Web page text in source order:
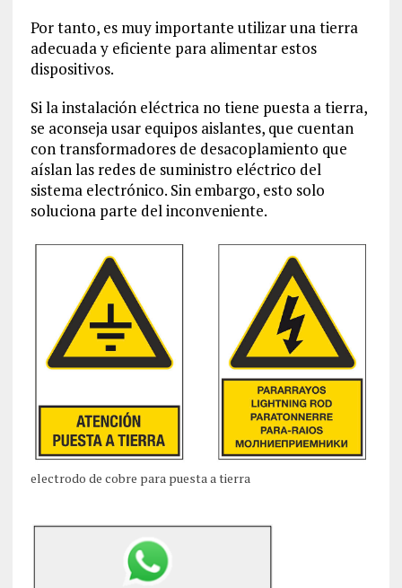
Por tanto, es muy importante utilizar una tierra
adecuada y eficiente para alimentar estos
dispositivos.
Si la instalación eléctrica no tiene puesta a tierra,
se aconseja usar equipos aislantes, que cuentan
con transformadores de desacoplamiento que
aíslan las redes de suministro eléctrico del
sistema electrónico. Sin embargo, esto solo
soluciona parte del inconveniente.
electrodo de cobre para puesta a tierra